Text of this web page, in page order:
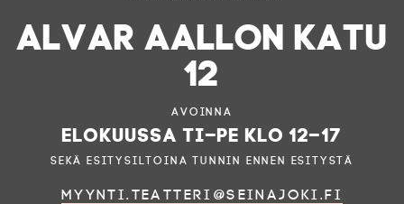
ALVAR AALLON KATU
12
Avoinna
elokuussa ti–pe klo 12–17
sekä esitysiltoina tunnin ennen esitystä
myynti.teatteri@seinajoki.fi